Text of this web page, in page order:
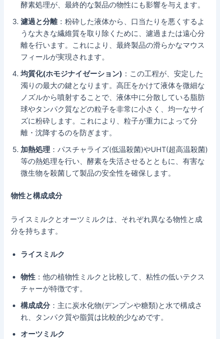
酵素処理が、最終的な製品の物性にも影響を与えます。
濾過と分離：粉砕した液体から、口当たりを悪くするよ
うな大きな繊維質を取り除くために、濾過または遠心分
離を行います。これにより、最終製品の滑らかなマウス
フィールが実現されます。
均質化(ホモジナイゼーション) ：この工程が、安定した
濁りの最大の鍵となります。高圧をかけて液体を微細な
ノズルから噴射することで、液体中に分散している脂肪
球やタンパク質などの粒子を非常に小さく、均一なサイ
ズに粉砕します。これにより、粒子が重力によって分
離・沈降するのを防ぎます。
加熱処理 ：パスチャライズ(低温殺菌)やUHT(超高温殺菌)
等の熱処理を行い、酵素を失活させるとともに、有害な
微生物を殺菌して製品の安全性を確保します。
物性と構成成分
ライスミルクとオーツミルクは、それぞれ異なる物性と成
分を持ちます。
ライスミルク
物性 ：他の植物性ミルクと比較して、粘性の低いテクス
チャーが特徴です。
構成成分 ：主に炭水化物(デンプンや糖類)と水で構成さ
れ、タンパク質や脂質は比較的少なめです。
オーツミルク